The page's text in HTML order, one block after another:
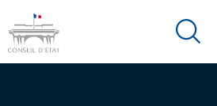
Ouvrir